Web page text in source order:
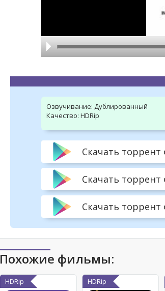
Озвучивание: Дублированный
Качество: HDRip
Скачать
Скачать
Скачать
Похожие фильмы:
HDRip HDRip